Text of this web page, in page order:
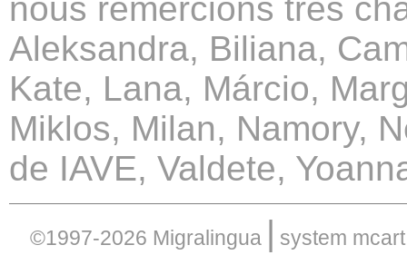
nous remercions très
Aleksandra, Biliana,
Kate, Lana, Márcio,
Miklos, Milan, Namory,
de IAVE, Valdete,
©1997-2026 Migralingua | system mcart